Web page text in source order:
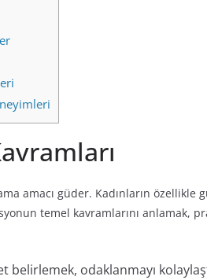
amacı güder. Kadınların özellikle
temel kavramlarını anlamak,
odaklanmayı